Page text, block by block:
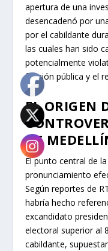
apertura de una
desencadenó por
por el cabildante
las cuales han sido
potencialmente
función pública y el
EL ORIGEN
DE
El punto central de
pronunciamiento
Según reportes de
habría hecho
excandidato
electoral superior al
cabildante,